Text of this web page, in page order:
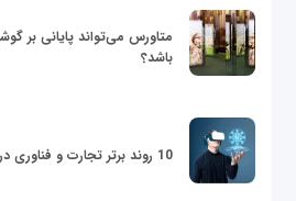
متاورس می‌تواند پایانی بر
باشد؟
10 روند برتر تجارت و فناوری در سال 2022